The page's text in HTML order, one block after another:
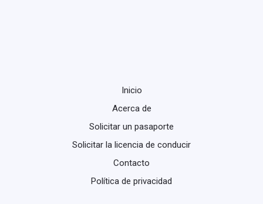
Inicio
Acerca de
Solicitar un pasaporte
Solicitar la licencia de conducir
Contacto
Política de privacidad